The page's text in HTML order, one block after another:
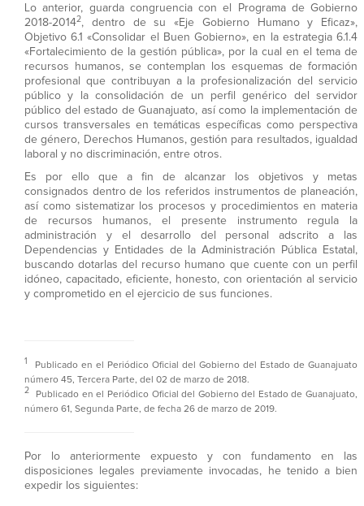
Lo anterior, guarda congruencia con el Programa de Gobierno
2018-20142, dentro de su «Eje Gobierno Humano y Eficaz»,
Objetivo 6.1 «Consolidar el Buen Gobierno», en la estrategia 6.1.4
«Fortalecimiento de la gestión pública», por la cual en el tema de
recursos humanos, se contemplan los esquemas de formación
profesional que contribuyan a la profesionalización del servicio
público y la consolidación de un perfil genérico del servidor
público del estado de Guanajuato, así como la implementación de
cursos transversales en temáticas específicas como perspectiva
de género, Derechos Humanos, gestión para resultados, igualdad
laboral y no discriminación, entre otros.
Es por ello que a fin de alcanzar los objetivos y metas
consignados dentro de los referidos instrumentos de planeación,
así como sistematizar los procesos y procedimientos en materia
de recursos humanos, el presente instrumento regula la
administración y el desarrollo del personal adscrito a las
Dependencias y Entidades de la Administración Pública Estatal,
buscando dotarlas del recurso humano que cuente con un perfil
idóneo, capacitado, eficiente, honesto, con orientación al servicio
y comprometido en el ejercicio de sus funciones.
1
Publicado en el Periódico Oficial del Gobierno del Estado de Guanajuato
número 45, Tercera Parte, del 02 de marzo de 2018.
2
Publicado en el Periódico Oficial del Gobierno del Estado de Guanajuato,
número 61, Segunda Parte, de fecha 26 de marzo de 2019.
Por lo anteriormente expuesto y con fundamento en las
disposiciones legales previamente invocadas, he tenido a bien
expedir los siguientes: